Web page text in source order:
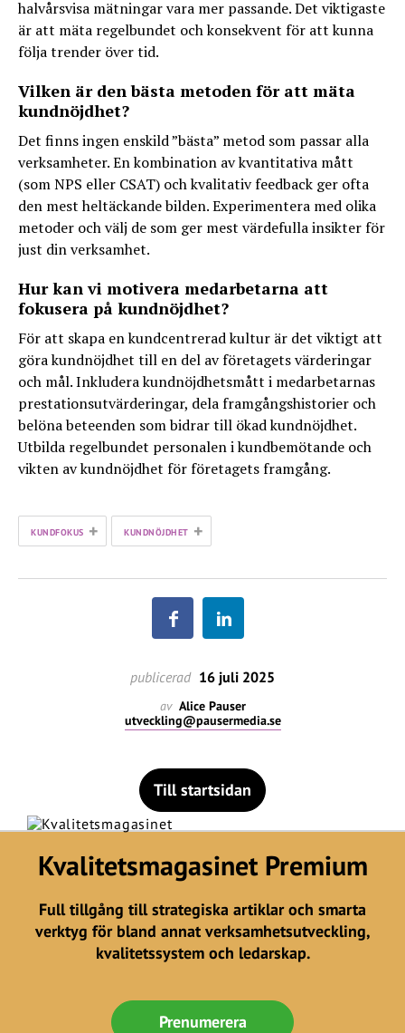
halvårsvisa mätningar vara mer passande. Det viktigaste
är att mäta regelbundet och konsekvent för att kunna
följa trender över tid.
Vilken är den bästa metoden för att mäta
kundnöjdhet?
Det finns ingen enskild ”bästa” metod som passar alla
verksamheter. En kombination av kvantitativa mått
(som NPS eller CSAT) och kvalitativ feedback ger ofta
den mest heltäckande bilden. Experimentera med olika
metoder och välj de som ger mest värdefulla insikter för
just din verksamhet.
Hur kan vi motivera medarbetarna att
fokusera på kundnöjdhet?
För att skapa en kundcentrerad kultur är det viktigt att
göra kundnöjdhet till en del av företagets värderingar
och mål. Inkludera kundnöjdhetsmått i medarbetarnas
prestationsutvärderingar, dela framgångshistorier och
belöna beteenden som bidrar till ökad kundnöjdhet.
Utbilda regelbundet personalen i kundbemötande och
vikten av kundnöjdhet för företagets framgång.
KUNDFOKUS + KUNDNÖJDHET +
publicerad 16 juli 2025
av Alice Pauser
utveckling@pausermedia.se
Till startsidan
Kvalitetsmagasinet Premium
Full tillgång till strategiska artiklar och smarta
verktyg för bland annat verksamhetsutveckling,
kvalitetssystem och ledarskap.
Prenumerera